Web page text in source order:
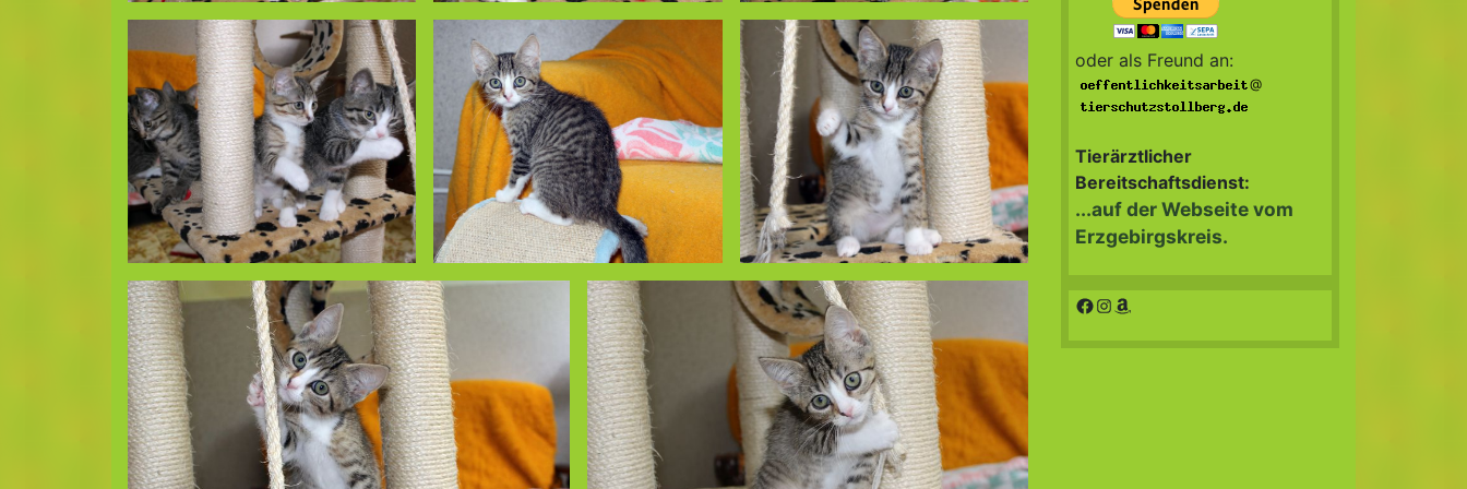
oder als Freund an:
@
Tierärztlicher
Bereitschaftsdienst:
...auf der Webseite vom
Erzgebirgskreis.
Facebook
Instagram
Amazon